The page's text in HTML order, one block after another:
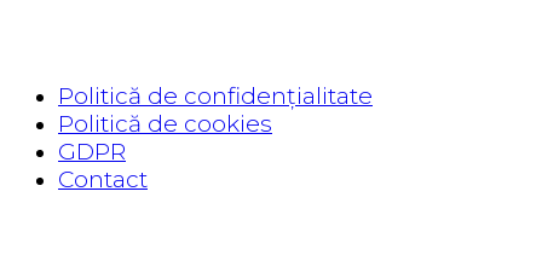
Politică de confidențialitate
Politică de cookies
GDPR
Contact